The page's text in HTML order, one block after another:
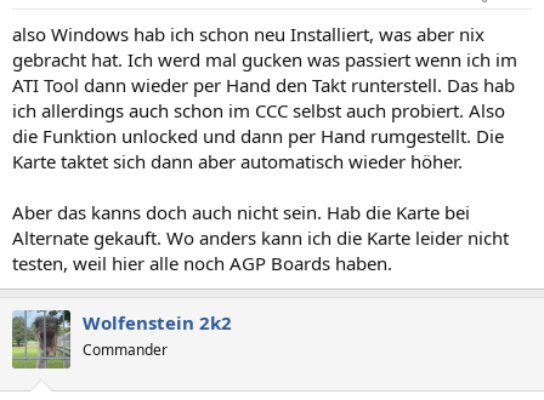
also Windows hab ich schon neu Installiert, was aber nix
gebracht hat. Ich werd mal gucken was passiert wenn ich im
ATI Tool dann wieder per Hand den Takt runterstell. Das hab
ich allerdings auch schon im CCC selbst auch probiert. Also
die Funktion unlocked und dann per Hand rumgestellt. Die
Karte taktet sich dann aber automatisch wieder höher.
Aber das kanns doch auch nicht sein. Hab die Karte bei
Alternate gekauft. Wo anders kann ich die Karte leider nicht
testen, weil hier alle noch AGP Boards haben.
Wolfenstein 2k2
Commander